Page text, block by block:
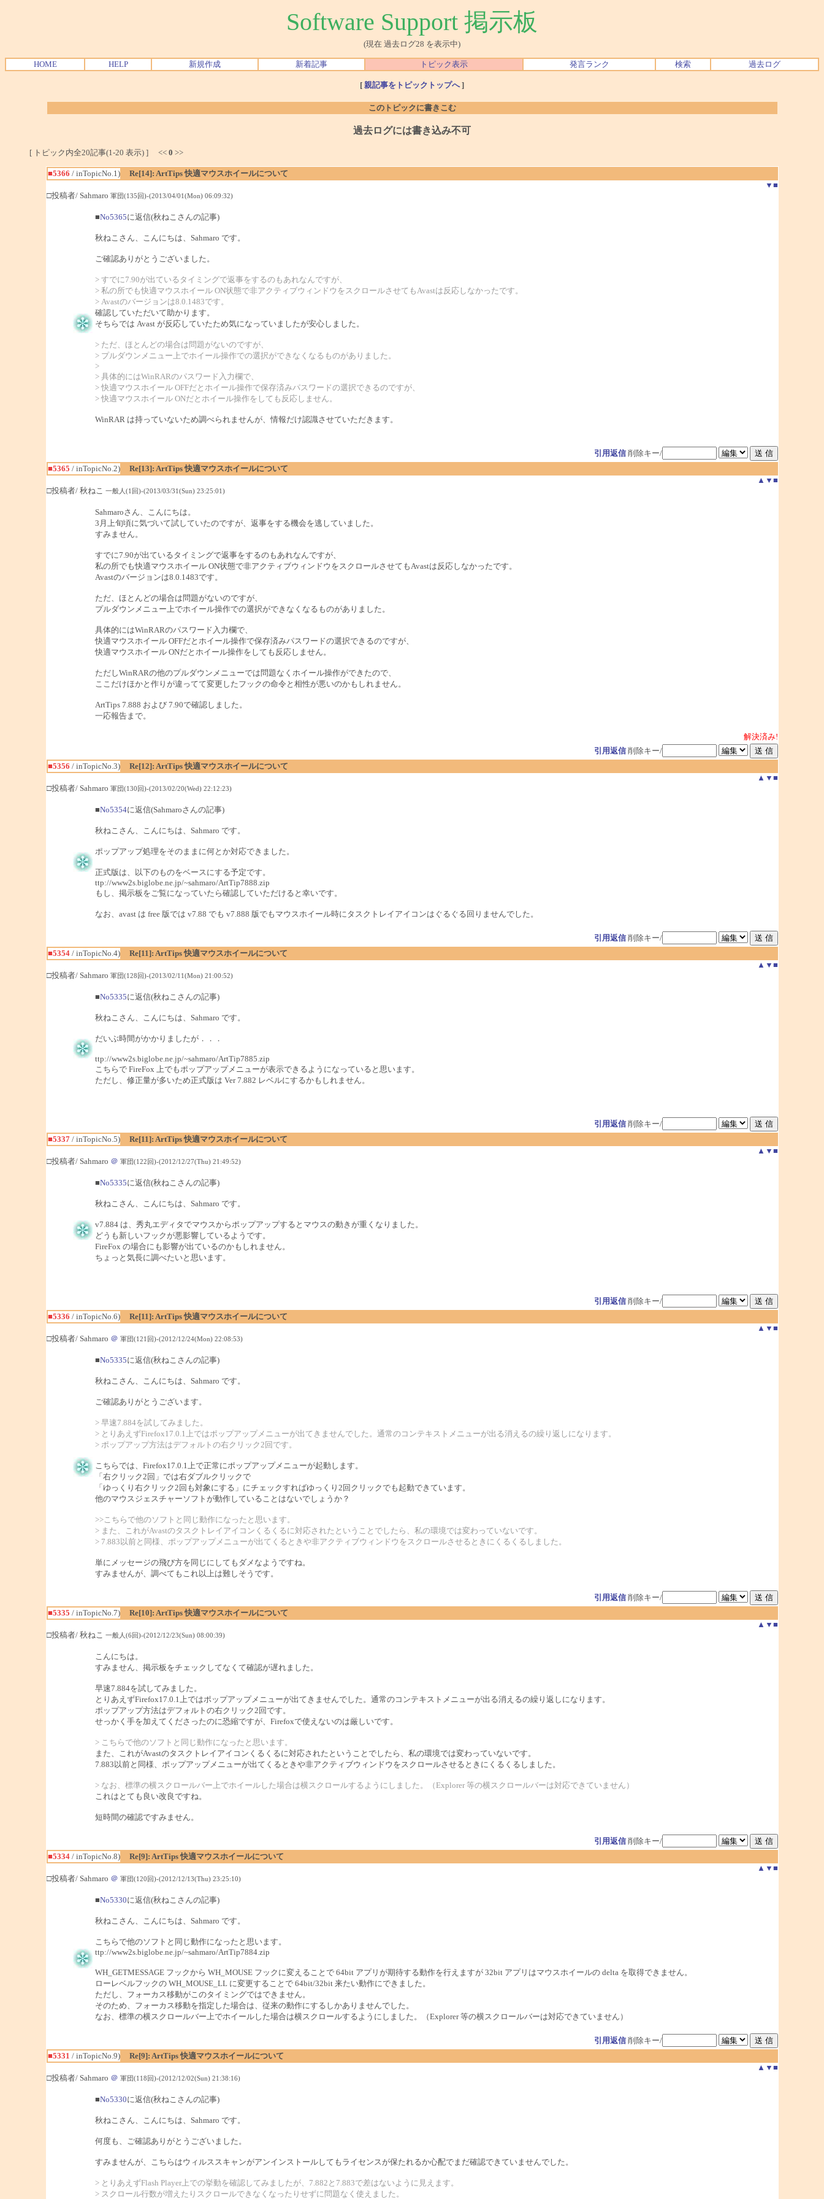
Software Support 掲示板
(現在 過去ログ28 を表示中)
HOME HELP 新規作成 新着記事 トピック表示 発言ランク 検索 過去ログ
[ 親記事をトピックトップへ]
このトピックに書きこむ
過去ログには書き込み不可
[ トピック内全20記事(1-20 表示) ] << 0 >>
■5366 / inTopicNo.1)
Re[14]: ArtTips 快適マウスホイールについて
▼ ■
□投稿者/ Sahmaro 軍団(135回)-(2013/04/01(Mon) 06:09:32)
■No5365に返信(秋ねこさんの記事)
秋ねこさん、こんにちは、Sahmaro です。
ご確認ありがとうございました。
> すでに7.90が出ているタイミングで返事をするのもあれなんですが、
> 私の所でも快適マウスホイール ON状態で非アクティブウィンドウをスクロールさせてもAvastは反応しなかったです。
> Avastのバージョンは8.0.1483です。
確認していただいて助かります。
そちらでは Avast が反応していたため気になっていましたが安心しました。
> ただ、ほとんどの場合は問題がないのですが、
> プルダウンメニュー上でホイール操作での選択ができなくなるものがありました。
>
> 具体的にはWinRARのパスワード入力欄で、
> 快適マウスホイール OFFだとホイール操作で保存済みパスワードの選択できるのですが、
> 快適マウスホイール ONだとホイール操作をしても反応しません。
WinRAR は持っていないため調べられませんが、情報だけ認識させていただきます。
引用返信 削除キー/
■5365 / inTopicNo.2)
Re[13]: ArtTips 快適マウスホイールについて
▲ ▼ ■
□投稿者/ 秋ねこ 一般人(1回)-(2013/03/31(Sun) 23:25:01)
Sahmaroさん、こんにちは。
3月上旬頃に気づいて試していたのですが、返事をする機会を逃していました。
すみません。
すでに7.90が出ているタイミングで返事をするのもあれなんですが、
私の所でも快適マウスホイール ON状態で非アクティブウィンドウをスクロールさせてもAvastは反応しなかったです。
Avastのバージョンは8.0.1483です。
ただ、ほとんどの場合は問題がないのですが、
プルダウンメニュー上でホイール操作での選択ができなくなるものがありました。
具体的にはWinRARのパスワード入力欄で、
快適マウスホイール OFFだとホイール操作で保存済みパスワードの選択できるのですが、
快適マウスホイール ONだとホイール操作をしても反応しません。
ただしWinRARの他のプルダウンメニューでは問題なくホイール操作ができたので、
ここだけほかと作りが違ってて変更したフックの命令と相性が悪いのかもしれません。
ArtTips 7.888 および 7.90で確認しました。
一応報告まで。
解決済み!
引用返信 削除キー/
■5356 / inTopicNo.3)
Re[12]: ArtTips 快適マウスホイールについて
▲ ▼ ■
□投稿者/ Sahmaro 軍団(130回)-(2013/02/20(Wed) 22:12:23)
■No5354に返信(Sahmaroさんの記事)
秋ねこさん、こんにちは、Sahmaro です。
ポップアップ処理をそのままに何とか対応できました。
正式版は、以下のものをベースにする予定です。
ttp://www2s.biglobe.ne.jp/~sahmaro/ArtTip7888.zip
もし、掲示板をご覧になっていたら確認していただけると幸いです。
なお、avast は free 版では v7.88 でも v7.888 版でもマウスホイール時にタスクトレイアイコンはぐるぐる回りませんでした。
引用返信 削除キー/
■5354/ inTopicNo.4)
Re[11]: ArtTips 快適マウスホイールについて
▲ ▼ ■
□投稿者/ Sahmaro 軍団(128回)-(2013/02/11(Mon) 21:00:52)
■No5335に返信(秋ねこさんの記事)
秋ねこさん、こんにちは、Sahmaro です。
だいぶ時間がかかりましたが．．．
ttp://www2s.biglobe.ne.jp/~sahmaro/ArtTip7885.zip
こちらで FireFox 上でもポップアップメニューが表示できるようになっていると思います。
ただし、修正量が多いため正式版は Ver 7.882 レベルにするかもしれません。
引用返信 削除キー/
■5337/ inTopicNo.5)
Re[11]: ArtTips 快適マウスホイールについて
▲ ▼ ■
□投稿者/ Sahmaro ＠ 軍団(122回)-(2012/12/27(Thu) 21:49:52)
■No5335に返信(秋ねこさんの記事)
秋ねこさん、こんにちは、Sahmaro です。
v7.884 は、秀丸エディタでマウスからポップアップするとマウスの動きが重くなりました。
どうも新しいフックが悪影響しているようです。
FireFox の場合にも影響が出ているのかもしれません。
ちょっと気長に調べたいと思います。
引用返信 削除キー/
■5336 / inTopicNo.6)
Re[11]: ArtTips 快適マウスホイールについて
▲ ▼ ■
□投稿者/ Sahmaro ＠ 軍団(121回)-(2012/12/24(Mon) 22:08:53)
■No5335に返信(秋ねこさんの記事)
秋ねこさん、こんにちは、Sahmaro です。
ご確認ありがとうございます。
> 早速7.884を試してみました。
> とりあえずFirefox17.0.1上ではポップアップメニューが出てきませんでした。通常のコンテキストメニューが出る消えるの繰り返しになります。
> ポップアップ方法はデフォルトの右クリック2回です。
こちらでは、Firefox17.0.1上で正常にポップアップメニューが起動します。
「右クリック2回」では右ダブルクリックで
「ゆっくり右クリック2回も対象にする」にチェックすればゆっくり2回クリックでも起動できています。
他のマウスジェスチャーソフトが動作していることはないでしょうか？
>>こちらで他のソフトと同じ動作になったと思います。
> また、これがAvastのタスクトレイアイコンくるくるに対応されたということでしたら、私の環境では変わっていないです。
> 7.883以前と同様、ポップアップメニューが出てくるときや非アクティブウィンドウをスクロールさせるときにくるくるしました。
単にメッセージの飛び方を同じにしてもダメなようですね。
すみませんが、調べてもこれ以上は難しそうです。
引用返信 削除キー/
■5335 / inTopicNo.7)
Re[10]: ArtTips 快適マウスホイールについて
▲ ▼ ■
□投稿者/ 秋ねこ 一般人(6回)-(2012/12/23(Sun) 08:00:39)
こんにちは。
すみません、掲示板をチェックしてなくて確認が遅れました。
早速7.884を試してみました。
とりあえずFirefox17.0.1上ではポップアップメニューが出てきませんでした。通常のコンテキストメニューが出る消えるの繰り返しになります。
ポップアップ方法はデフォルトの右クリック2回です。
せっかく手を加えてくださったのに恐縮ですが、Firefoxで使えないのは厳しいです。
> こちらで他のソフトと同じ動作になったと思います。
また、これがAvastのタスクトレイアイコンくるくるに対応されたということでしたら、私の環境では変わっていないです。
7.883以前と同様、ポップアップメニューが出てくるときや非アクティブウィンドウをスクロールさせるときにくるくるしました。
> なお、標準の横スクロールバー上でホイールした場合は横スクロールするようにしました。（Explorer 等の横スクロールバーは対応できていません）
これはとても良い改良ですね。
短時間の確認ですみません。
引用返信 削除キー/
■5334/ inTopicNo.8)
Re[9]: ArtTips 快適マウスホイールについて
▲ ▼ ■
□投稿者/ Sahmaro ＠ 軍団(120回)-(2012/12/13(Thu) 23:25:10)
■No5330に返信(秋ねこさんの記事)
秋ねこさん、こんにちは、Sahmaro です。
こちらで他のソフトと同じ動作になったと思います。
ttp://www2s.biglobe.ne.jp/~sahmaro/ArtTip7884.zip
WH_GETMESSAGE フックから WH_MOUSE フックに変えることで 64bit アプリが期待する動作を行えますが 32bit アプリはマウスホイールの delta を取得できません。
ローレベルフックの WH_MOUSE_LL に変更することで 64bit/32bit 来たい動作にできました。
ただし、フォーカス移動がこのタイミングではできません。
そのため、フォーカス移動を指定した場合は、従来の動作にするしかありませんでした。
なお、標準の横スクロールバー上でホイールした場合は横スクロールするようにしました。（Explorer 等の横スクロールバーは対応できていません）
引用返信 削除キー/
■5331 / inTopicNo.9)
Re[9]: ArtTips 快適マウスホイールについて
▲ ▼ ■
□投稿者/ Sahmaro ＠ 軍団(118回)-(2012/12/02(Sun) 21:38:16)
■No5330に返信(秋ねこさんの記事)
秋ねこさん、こんにちは、Sahmaro です。
何度も、ご確認ありがとうございました。
すみませんが、こちらはウィルススキャンがアンインストールしてもライセンスが保たれるか心配でまだ確認できていませんでした。
> とりあえずFlash Player上での挙動を確認してみましたが、7.882と7.883で差はないように見えます。
> スクロール行数が増えたりスクロールできなくなったりせずに問題なく使えました。